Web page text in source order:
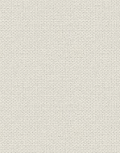
第一節
第二節
第四章 合
第五章 日